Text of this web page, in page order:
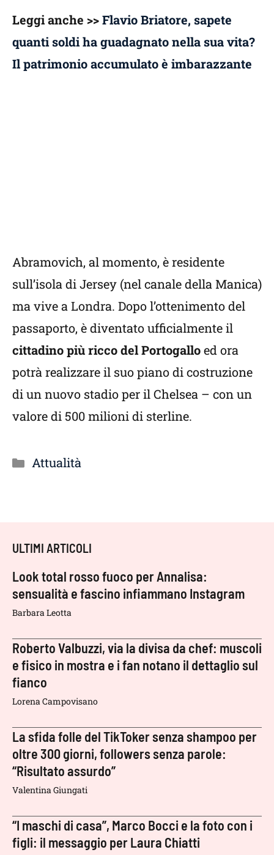
Leggi anche >>Flavio Briatore, sapete
quanti soldi ha guadagnato nella sua vita?
Il patrimonio accumulato è imbarazzante
Abramovich, al momento, è residente
sull’isola di Jersey (nel canale della Manica)
ma vive a Londra. Dopo l’ottenimento del
passaporto, è diventato ufficialmente il
cittadino più ricco del Portogalloed ora
potrà realizzare il suo piano di costruzione
di un nuovo stadio per il Chelsea – con un
valore di 500 milioni di sterline.
Categorie
Attualità
ULTIMI ARTICOLI
Look total rosso fuoco per Annalisa:
sensualità e fascino infiammano Instagram
Barbara Leotta
Roberto Valbuzzi, via la divisa da chef: muscoli
e fisico in mostra e i fan notano il dettaglio sul
fianco
Lorena Campovisano
La sfida folle del TikToker senza shampoo per
oltre 300 giorni, followers senza parole:
“Risultato assurdo”
Valentina Giungati
“I maschi di casa”, Marco Bocci e la foto con i
figli: il messaggio per Laura Chiatti